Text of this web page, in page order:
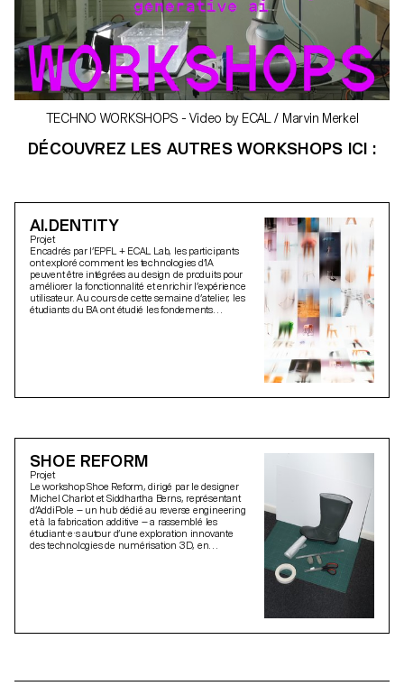
TECHNO WORKSHOPS - Video by ECAL / Marvin Merkel
DÉCOUVREZ LES AUTRES WORKSHOPS ICI :
AI.DENTITY
Projet
Encadrés par l’EPFL + ECAL Lab, les participants
ont exploré comment les technologies d’IA
peuvent être intégrées au design de produits pour
améliorer la fonctionnalité et enrichir l’expérience
utilisateur. Au cours de cette semaine d’atelier, les
étudiants du BA ont étudié les fondements
SHOE REFORM
Projet
Le workshop Shoe Reform, dirigé par le designer
Michel Charlot et Siddhartha Berns, représentant
d’AddiPole — un hub dédié au reverse engineering
et à la fabrication additive — a rassemblé les
étudiant·e·s autour d’une exploration innovante
des technologies de numérisation 3D, en